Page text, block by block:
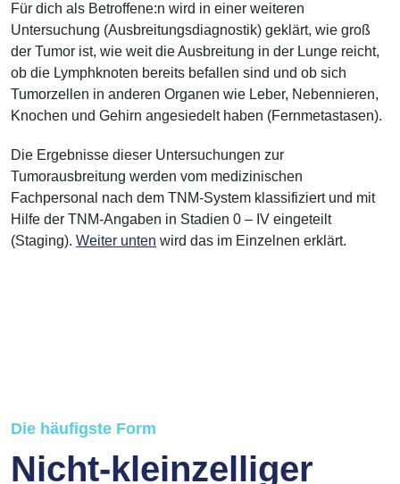
Für dich als Betroffene:n wird in einer weiteren
Untersuchung (Ausbreitungsdiagnostik) geklärt, wie groß
der Tumor ist, wie weit die Ausbreitung in der Lunge reicht,
ob die Lymphknoten bereits befallen sind und ob sich
Tumorzellen in anderen Organen wie Leber, Nebennieren,
Knochen und Gehirn angesiedelt haben (Fernmetastasen).
Die Ergebnisse dieser Untersuchungen zur
Tumorausbreitung werden vom medizinischen
Fachpersonal nach dem TNM-System klassifiziert und mit
Hilfe der TNM-Angaben in Stadien 0 – IV eingeteilt
(Staging). Weiter unten wird das im Einzelnen erklärt.
Die häufigste Form
Nicht-kleinzelliger